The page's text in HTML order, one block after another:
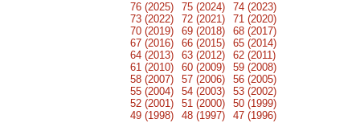
76 (2025) 75 (2024)
74 (2023)
73 (2022)
72 (2021)
71 (2020)
70 (2019)
69 (2018)
68 (2017)
67 (2016)
66 (2015)
65 (2014)
64 (2013)
63 (2012)
62 (2011)
61 (2010)
60 (2009)
59 (2008)
58 (2007)
57 (2006)
56 (2005)
55 (2004)
54 (2003)
53 (2002)
52 (2001)
51 (2000)
50 (1999)
49 (1998)
48 (1997)
47 (1996)